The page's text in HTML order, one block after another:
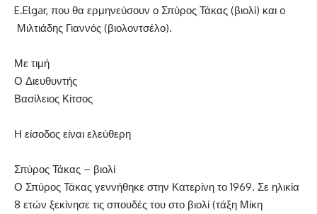
E.Elgar, που θα ερμηνεύσουν ο Σπύρος Τάκας (βιολί) και o
Μιλτιάδης Γιαννός (βιολοντσέλο).
Με τιμή
Ο Διευθυντής
Βασίλειος Κίτσος
Η είσοδος είναι ελεύθερη
Σπύρος Τάκας – βιολί
Ο Σπύρος Τάκας γεννήθηκε στην Κατερίνη το 1969. Σε ηλικία
8 ετών ξεκίνησε τις σπουδές του στο βιολί (τάξη Μίκη